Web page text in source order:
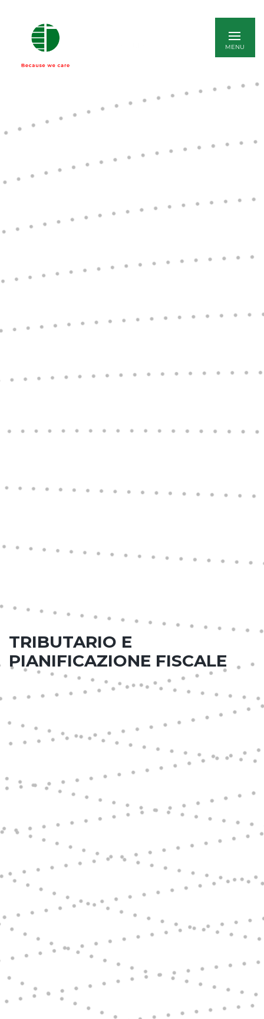
TRIBUTARIO E
PIANIFICAZIONE FISCALE